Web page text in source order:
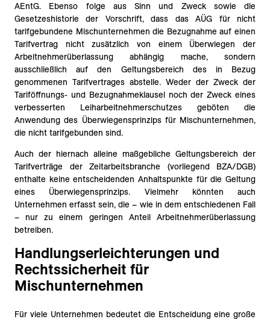
AEntG. Ebenso folge aus Sinn und Zweck sowie die
Gesetzeshistorie der Vorschrift, dass das AÜG für nicht
tarifgebundene Mischunternehmen die Bezugnahme auf einen
Tarifvertrag nicht zusätzlich von einem Überwiegen der
Arbeitnehmerüberlassung abhängig mache, sondern
ausschließlich auf den Geltungsbereich des in Bezug
genommenen Tarifvertrages abstelle. Weder der Zweck der
Tariföffnungs- und Bezugnahmeklausel noch der Zweck eines
verbesserten Leiharbeitnehmerschutzes geböten die
Anwendung des Überwiegensprinzips für Mischunternehmen,
die nicht tarifgebunden sind.
Auch der hiernach alleine maßgebliche Geltungsbereich der
Tarifverträge der Zeitarbeitsbranche (vorliegend BZA/DGB)
enthalte keine entscheidenden Anhaltspunkte für die Geltung
eines Überwiegensprinzips. Vielmehr könnten auch
Unternehmen erfasst sein, die – wie in dem entschiedenen Fall
– nur zu einem geringen Anteil Arbeitnehmerüberlassung
betreiben.
Handlungserleichterungen und
Rechtssicherheit für
Mischunternehmen
Für viele Unternehmen bedeutet die Entscheidung eine große